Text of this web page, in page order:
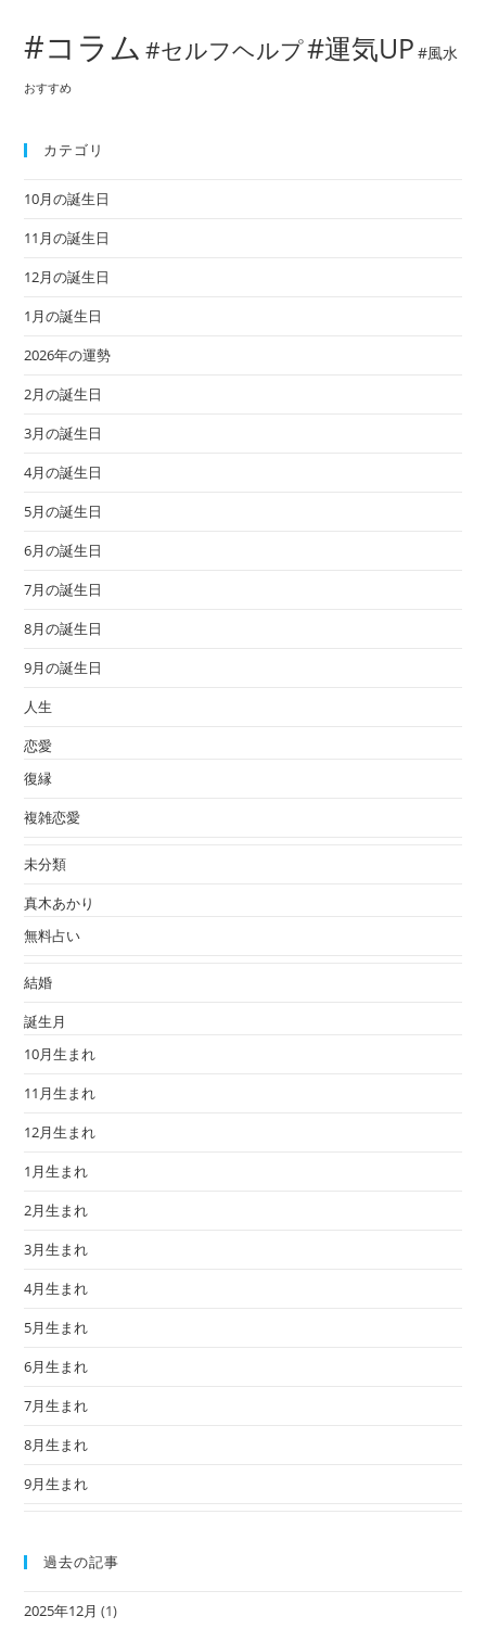
#コラム #セルフヘルプ#運気UP #風水
おすすめ
カテゴリ
10月の誕生日
11月の誕生日
12月の誕生日
1月の誕生日
2026年の運勢
2月の誕生日
3月の誕生日
4月の誕生日
5月の誕生日
6月の誕生日
7月の誕生日
8月の誕生日
9月の誕生日
人生
恋愛
復縁
複雑恋愛
未分類
真木あかり
無料占い
結婚
誕生月
10月生まれ
11月生まれ
12月生まれ
1月生まれ
2月生まれ
3月生まれ
4月生まれ
5月生まれ
6月生まれ
7月生まれ
8月生まれ
9月生まれ
過去の記事
2025年12月 (1)